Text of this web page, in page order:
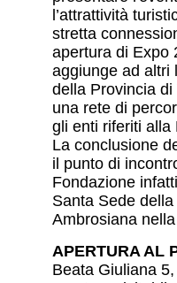
l’attrattività
stretta
apertura di Expo
aggiunge ad altri
della Provincia
una rete di
gli enti riferiti alla
La conclusione
il punto di
Fondazione
Santa Sede
Ambrosiana
APERTURA AL
Beata Giuliana